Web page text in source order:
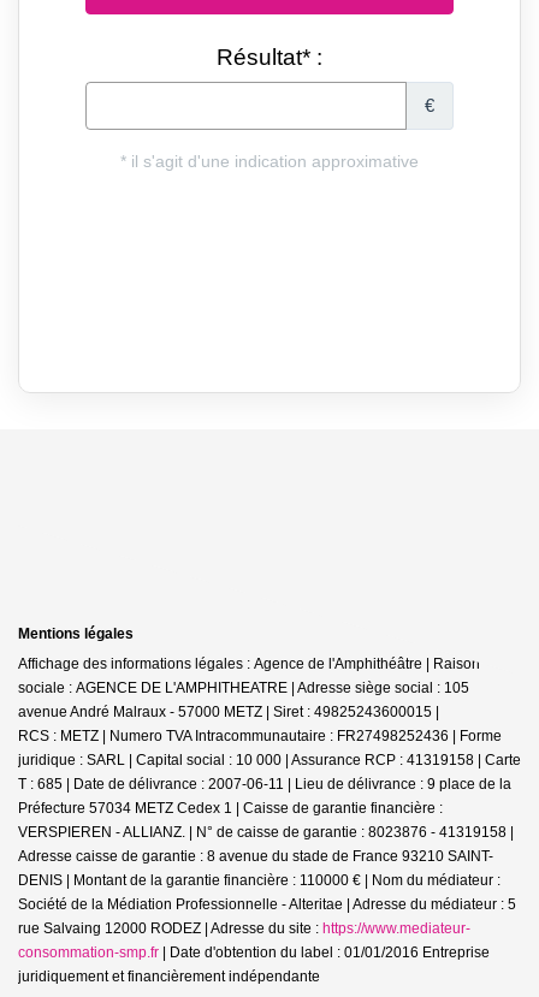
Mentions légales
Affichage des informations légales : Agence de l'Amphithéâtre | Raison
sociale : AGENCE DE L'AMPHITHEATRE | Adresse siège social : 105
avenue André Malraux - 57000 METZ | Siret : 49825243600015 |
RCS : METZ | Numero TVA Intracommunautaire : FR27498252436 | Forme
juridique : SARL | Capital social : 10 000 | Assurance RCP : 41319158 | Carte
T : 685 | Date de délivrance : 2007-06-11 | Lieu de délivrance : 9 place de la
Préfecture 57034 METZ Cedex 1 | Caisse de garantie financière :
VERSPIEREN - ALLIANZ. | N° de caisse de garantie : 8023876 - 41319158 |
Adresse caisse de garantie : 8 avenue du stade de France 93210 SAINT-
DENIS | Montant de la garantie financière : 110000 € | Nom du médiateur :
Société de la Médiation Professionnelle - Alteritae | Adresse du médiateur : 5
rue Salvaing 12000 RODEZ | Adresse du site : https://www.mediateur-
consommation-smp.fr | Date d'obtention du label : 01/01/2016 Entreprise
juridiquement et financièrement indépendante